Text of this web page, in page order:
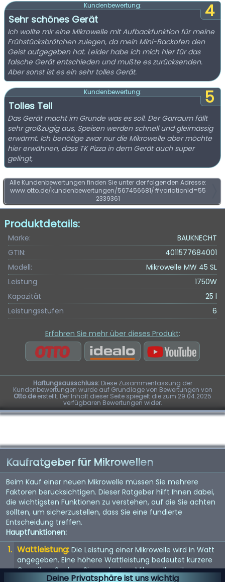
Deine Privatsphäre ist uns wichtig
4
Kundenbewertung:
Sehr schönes Gerät
Ich wollte mir eine Mikrowelle mit Aufbackfunktion für meine
Frühstücksbrötchen zulegen, da mein Mini-Backofen den
Geist aufgegeben hat. Leider habe ich mich hier für das
falsche Gerät entschieden und mußte es zurücksenden.
Aber sonst ist es ein sehr tolles Gerät.
5
Kundenbewertung:
Tolles Teil
Das Gerät macht im Grunde was es soll. Der Garraum fällt
sehr großzügig aus, Speisen werden schnell und gleimässig
erwärmt. Ich benötige zwar nur die Mikrowelle aber möchte
hier erwähnen, dass TK Pizza in dem Gerät auch super
gelingt,
Alle Kundenbewertungen finden Sie unter der folgenden Adresse:
www.otto.de/kundenbewertungen/567456681/#variationId=55
2339361
Produktdetails:
Marke:
BAUKNECHT
GTIN:
4011577684001
Modell:
Mikrowelle MW 45 SL
Leistung
1750W
Kapazität
25 l
Leistungsstufen
6
Erfahren Sie mehr über dieses Produkt:
Haftungsausschluss:Diese Zusammenfassung der
Kundenbewertungen wurde auf Grundlage von Bewertungen von
Otto.deerstellt. Der Inhalt dieser Seite spiegelt die zum 29.04.2025
verfügbaren Bewertungen wider.
Kaufratgeber für Mikrowellen
Beim Kauf einer neuen Mikrowelle müssen Sie mehrere
Faktoren berücksichtigen. Dieser Ratgeber hilft Ihnen dabei,
die wichtigsten Funktionen zu verstehen, auf die Sie achten
sollten, um sicherzustellen, dass Sie eine fundierte
Entscheidung treffen.
Hauptfunktionen:
Wattleistung: Die Leistung einer Mikrowelle wird in Watt
angegeben. Eine höhere Wattleistung bedeutet kürzere
Garzeiten. Suchen Sie nach einer Mikrowelle mit
mindestens 1000 Watt.